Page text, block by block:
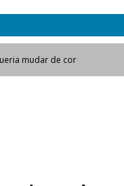
mudar de cor